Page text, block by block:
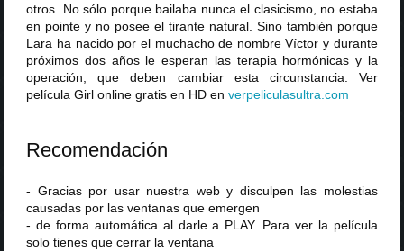
otros. No sólo porque bailaba nunca el clasicismo, no estaba
en pointe y no posee el tirante natural. Sino también porque
Lara ha nacido por el muchacho de nombre Víctor y durante
próximos dos años le esperan las terapia hormónicas y la
operación, que deben cambiar esta circunstancia. Ver
película Girl online gratis en HD enverpeliculasultra .com
Recomendación
- Gracias por usar nuestra web y disculpen las molestias
causadas por las ventanas que emergen
- de forma automática al darle a PLAY. Para ver la película
solo tienes que cerrar la ventana